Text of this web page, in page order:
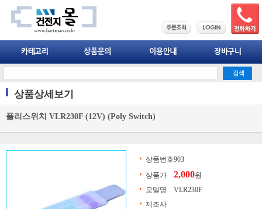
상품상세보기
폴리스위치 VLR230F (12V) (Poly Switch)
상품번호903
상품가
2,000원
모델명
VLR230F
제조사